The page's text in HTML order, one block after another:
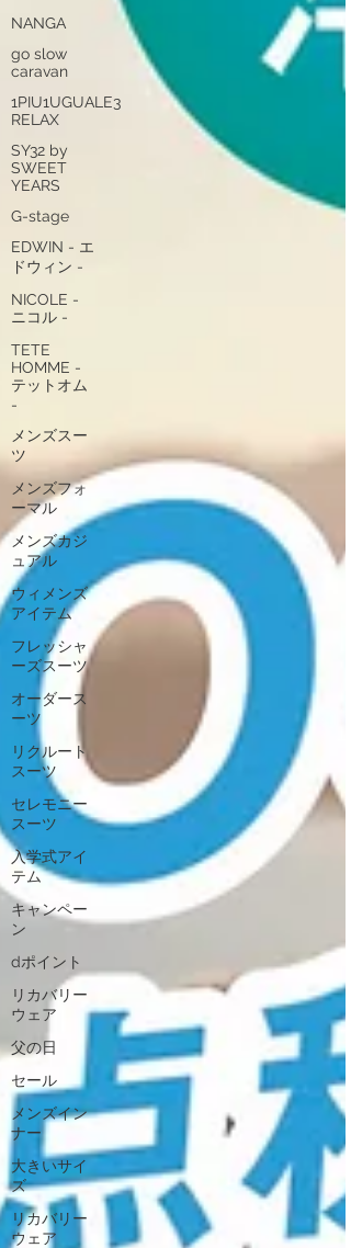
NANGA
go slow
caravan
1PIU1UGUALE3
RELAX
SY32 by
SWEET
YEARS
G-stage
EDWIN - エ
ドウィン -
NICOLE -
ニコル -
TETE
HOMME -
テットオム
-
メンズスー
ツ
メンズフォ
ーマル
メンズカジ
ュアル
ウィメンズ
アイテム
フレッシャ
ーズスーツ
オーダース
ーツ
リクルート
スーツ
セレモニー
スーツ
入学式アイ
テム
キャンペー
ン
dポイント
リカバリー
ウェア
父の日
セール
メンズイン
ナー
大きいサイ
ズ
リカバリー
ウェア